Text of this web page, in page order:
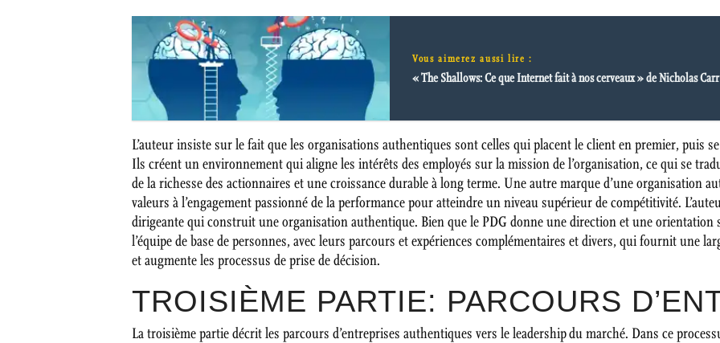
Vous aimerez aussi lire :
« The Shallows: Ce que Internet fait à nos cerveaux » de Nicholas
L’auteur insiste sur le fait que les organisations authentiques sont celles qui placent le client en premier, puis
Ils créent un environnement qui aligne les intérêts des employés sur la mission de l’organisation, ce qui se
de la richesse des actionnaires et une croissance durable à long terme. Une autre marque d’une organisation
valeurs à l’engagement passionné de la performance pour atteindre un niveau supérieur de compétitivité.
dirigeante qui construit une organisation authentique. Bien que le PDG donne une direction et une orientation
l’équipe de base de personnes, avec leurs parcours et expériences complémentaires et divers, qui fournit une
et augmente les processus de prise de décision.
TROISIÈME PARTIE: PARCOURS
La troisième partie décrit les parcours d’entreprises authentiques vers le leadership du marché. Dans ce